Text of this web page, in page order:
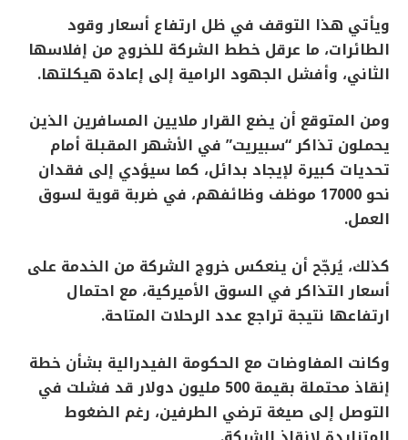
ويأتي هذا التوقف في ظل ارتفاع أسعار وقود
الطائرات، ما عرقل خطط الشركة للخروج من إفلاسها
الثاني، وأفشل الجهود الرامية إلى إعادة هيكلتها.
ومن المتوقع أن يضع القرار ملايين المسافرين الذين
يحملون تذاكر “سبيريت” في الأشهر المقبلة أمام
تحديات كبيرة لإيجاد بدائل، كما سيؤدي إلى فقدان
نحو 17000 موظف وظائفهم، في ضربة قوية لسوق
العمل.
كذلك، يُرجّح أن ينعكس خروج الشركة من الخدمة على
أسعار التذاكر في السوق الأميركية، مع احتمال
ارتفاعها نتيجة تراجع عدد الرحلات المتاحة.
وكانت المفاوضات مع الحكومة الفيدرالية بشأن خطة
إنقاذ محتملة بقيمة 500 مليون دولار قد فشلت في
التوصل إلى صيغة ترضي الطرفين، رغم الضغوط